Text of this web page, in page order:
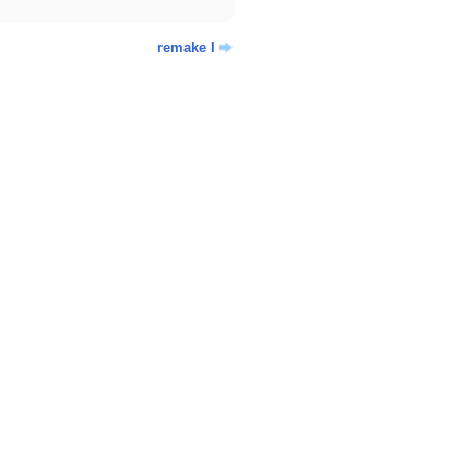
remake I